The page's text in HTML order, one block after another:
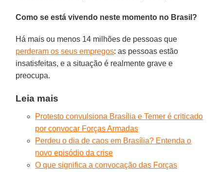
Como se está vivendo neste momento no Brasil?
Há mais ou menos 14 milhões de pessoas que
perderam os seus empregos: as pessoas estão
insatisfeitas, e a situação é realmente grave e
preocupa.
Leia mais
Protesto convulsiona Brasília e Temer é criticado
por convocar Forças Armadas
Perdeu o dia de caos em Brasília? Entenda o
novo episódio da crise
O que significa a convocação das Forças